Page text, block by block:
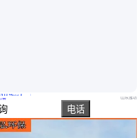
动割草船 新型液压水浮莲清理船 水葫芦打捞清运船
验厂
/台 山东潍坊
电话